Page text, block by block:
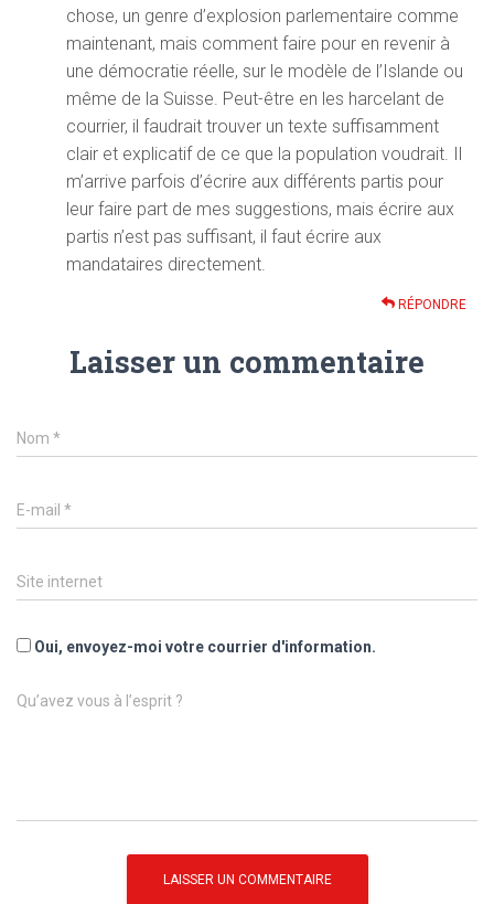
chose, un genre d’explosion parlementaire comme
maintenant, mais comment faire pour en revenir à
une démocratie réelle, sur le modèle de l’Islande ou
même de la Suisse. Peut-être en les harcelant de
courrier, il faudrait trouver un texte suffisamment
clair et explicatif de ce que la population voudrait. Il
m’arrive parfois d’écrire aux différents partis pour
leur faire part de mes suggestions, mais écrire aux
partis n’est pas suffisant, il faut écrire aux
mandataires directement.
RÉPONDRE
Laisser un commentaire
Nom *
E-mail *
Site internet
Oui, envoyez-moi votre courrier d'information.
Qu’avez vous à l’esprit ?